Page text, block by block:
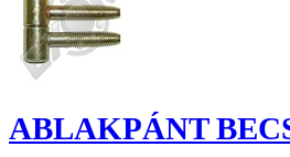
ABLAKPÁNT